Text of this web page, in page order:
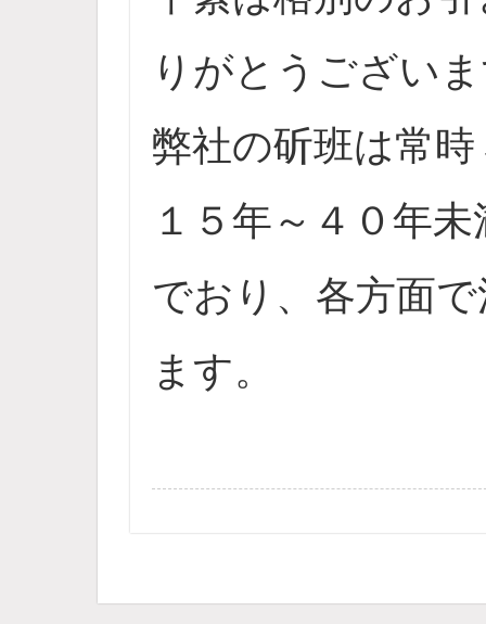
りがとうござい
弊社の斫班は常時
１５年～４０年
でおり、各方面
ます。